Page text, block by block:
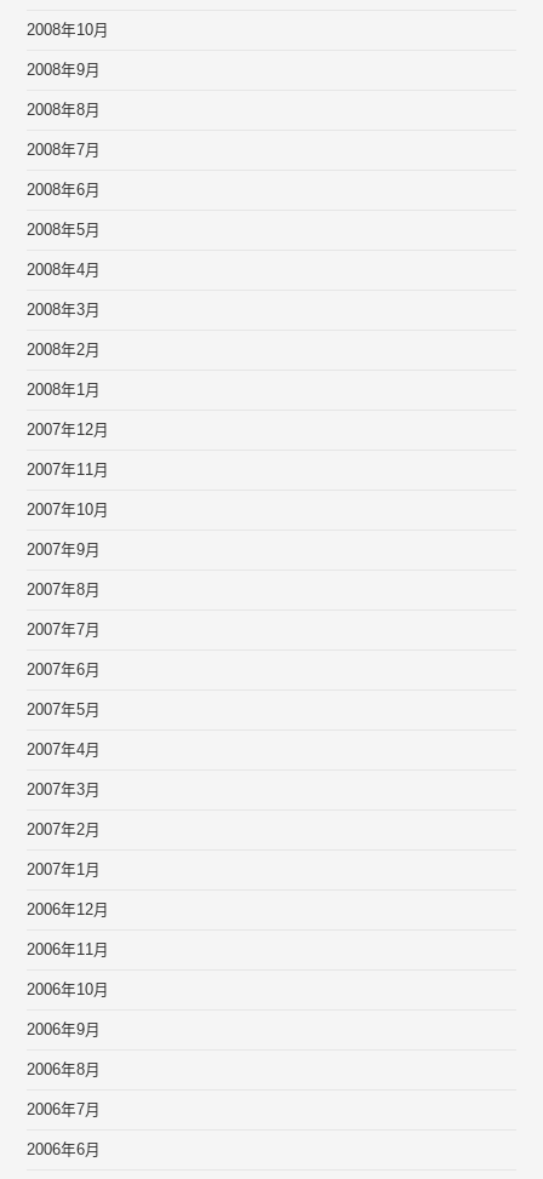
2008年10月
2008年9月
2008年8月
2008年7月
2008年6月
2008年5月
2008年4月
2008年3月
2008年2月
2008年1月
2007年12月
2007年11月
2007年10月
2007年9月
2007年8月
2007年7月
2007年6月
2007年5月
2007年4月
2007年3月
2007年2月
2007年1月
2006年12月
2006年11月
2006年10月
2006年9月
2006年8月
2006年7月
2006年6月